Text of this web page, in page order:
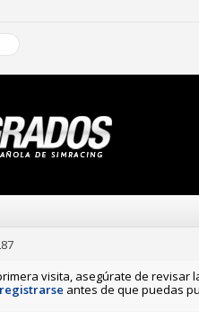
visita, asegúrate de revisar
registrarse antes de que puedas